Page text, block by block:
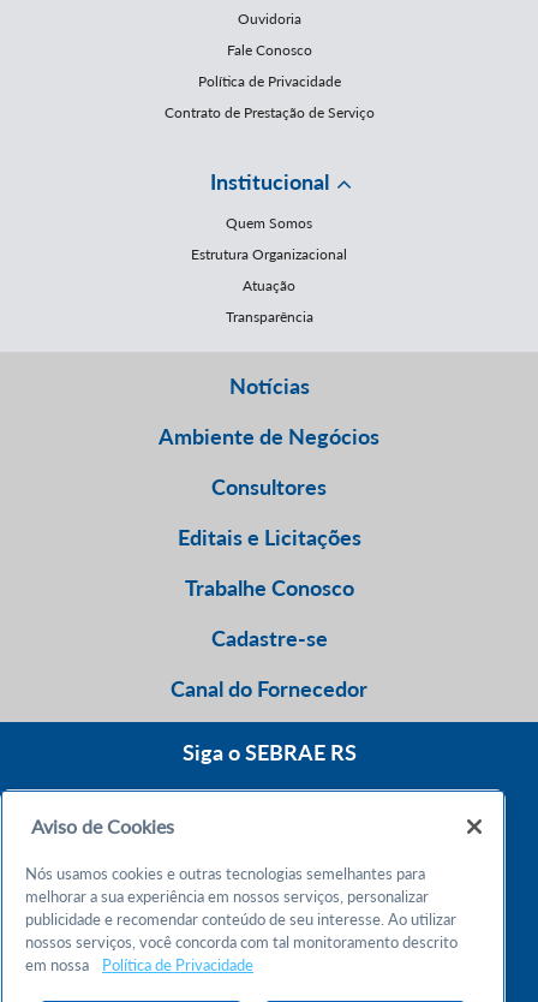
Ouvidoria
Fale Conosco
Política de Privacidade
Contrato de Prestação de Serviço
Institucional
Quem Somos
Estrutura Organizacional
Atuação
Transparência
Notícias
Ambiente de Negócios
Consultores
Editais e Licitações
Trabalhe Conosco
Cadastre-se
Canal do Fornecedor
Siga o SEBRAE RS
Atendimento 24h
Chame no WhatsApp
Aviso de Cookies
Nós usamos cookies e outras tecnologias semelhantes para
melhorar a sua experiência em nossos serviços, personalizar
publicidade e recomendar conteúdo de seu interesse. Ao utilizar
nossos serviços, você concorda com tal monitoramento descrito
em nossa
Política de Privacidade